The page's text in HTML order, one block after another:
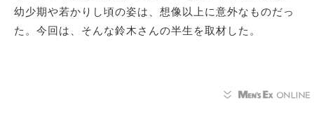
幼少期や若かりし頃の姿は、想像以上に意外なものだっ
た。今回は、そんな鈴木さんの半生を取材した。